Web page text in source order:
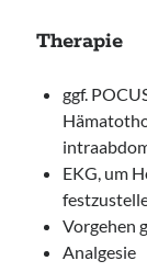
Therapie
ggf.
EKG, um
Vorgehen
Analgesie